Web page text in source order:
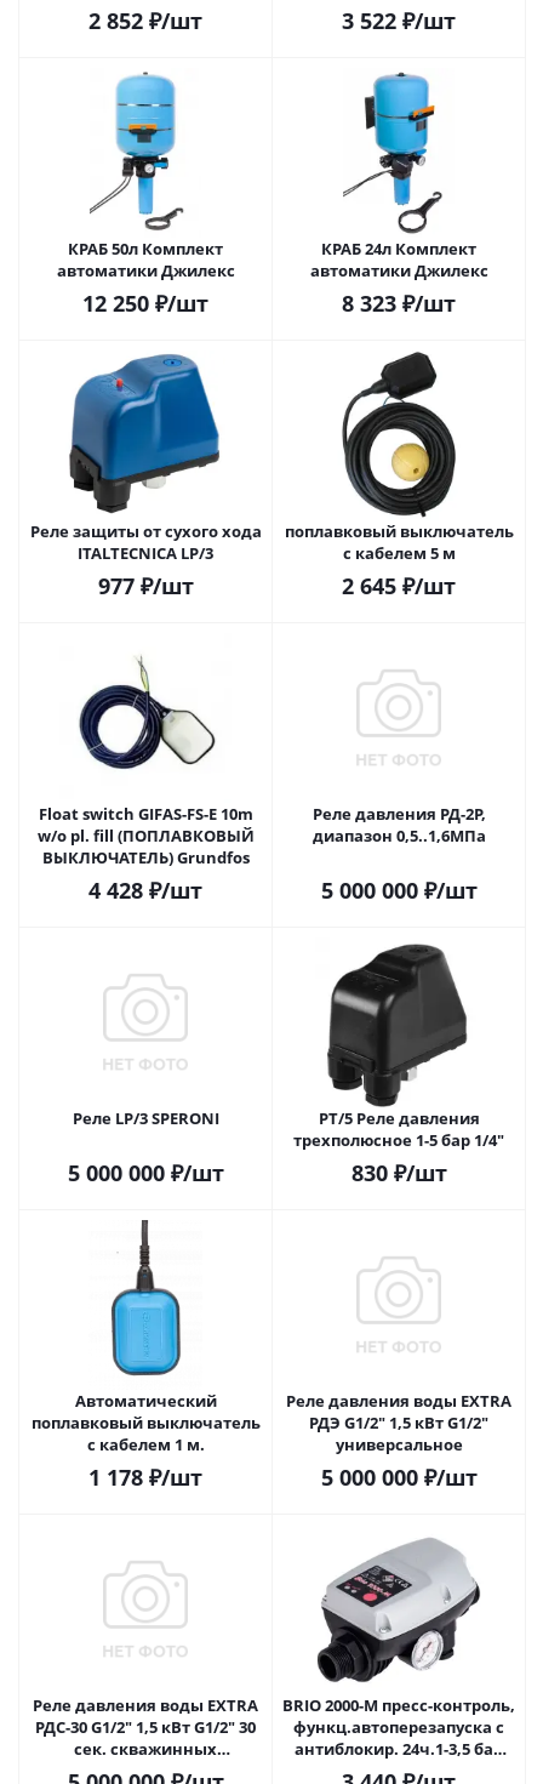
2 852 ₽/шт 3 522 ₽/шт
КРАБ 50л Комплект
автоматики Джилекс
12 250 ₽/шт
КРАБ 24л Комплект
автоматики Джилекс
8 323 ₽/шт
Реле защиты от сухого хода
ITALTECNICA LP/3
977₽/шт
поплавковый выключатель
с кабелем 5 м
2 645 ₽/шт
Float switch GIFAS-FS-E 10m
w/o pl. fill (ПОПЛАВКОВЫЙ
ВЫКЛЮЧАТЕЛЬ) Grundfos
4 428 ₽/шт
Реле давления РД-2Р,
диапазон 0,5..1,6МПа
5 000 000₽/шт
Реле LP/3 SPERONI
5 000 000₽/шт
PT/5 Реле давления
трехполюсное 1-5 бар 1/4"
830₽/шт
Автоматический
поплавковый выключатель
с кабелем 1 м.
1 178 ₽/шт
Реле давления воды EXTRA
РДЭ G1/2" 1,5 кВт G1/2"
универсальное
5 000 000₽/шт
Реле давления воды EXTRA
РДС-30 G1/2" 1,5 кВт G1/2" 30
сек. скважинных
(погружных) насосов
BRIO 2000-M пресс-контроль,
функц.автоперезапуска с
антиблокир. 24ч.1-3,5 бар
230V